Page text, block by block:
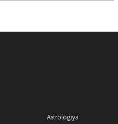
Astrologiya